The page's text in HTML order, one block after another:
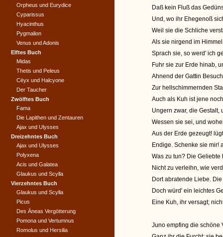
Daß kein Fluß das
Und, wo ihr Ehegenoß
Weil sie die Schliche
Als sie nirgend im
Sprach sie, so werd' ich
Fuhr sie zur Erde hinab,
Ahnend der Gattin
Zur hellschimmernden
Auch als Kuh ist jene
Ungern zwar, die Gestalt,
Wessen sie sei, und
Aus der Erde gezeugt!
Endige. Schenke sie mir!
Was zu tun? Die
Nicht zu verleihn, wie
Dort abratende Liebe.
Doch würd' ein leichtes
Eine Kuh, ihr versagt;
Juno empfing die schöne
Orpheus und Eurydice
Cyparissus
Hyacinthus
Pygmalion
Venus und Adonis
Elftes Buch
Midas
Thetis und Peleus
Cëyx und Halcyone
Der Taucher
Zwölftes Buch
Fama
Die Lapithen und Zentauren
Ajax und Ulysses
Dreizehntes Buch
Ajax und Ulysses
Polyxena
Acis und Galatea
Glaukus und Scylla
Vierzehntes Buch
Glaukus und Scylla
Picus
Des Äneas Vergötterung
Pomona und Vertumnus
Romolus und Hersilia